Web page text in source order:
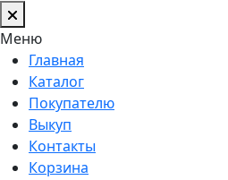
Меню
Главная
Каталог
Покупателю
Выкуп
Контакты
Корзина